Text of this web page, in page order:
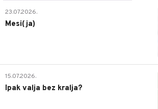
23.07.2026.
Mesi(ja)
15.07.2026.
Ipak valja bez kralja?